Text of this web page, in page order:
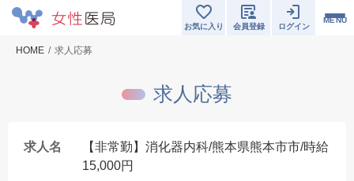
MENU
お気に入り 会員登録 ログイン
HOME 求人応募
求人応募
求人名
【非常勤】消化器内科/熊本県熊本市市/時給
15,000円